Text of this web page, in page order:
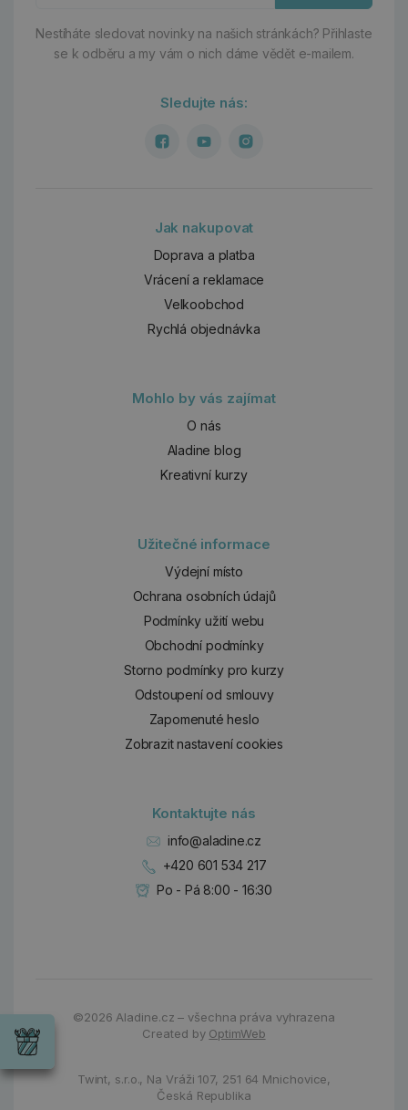
Nestíháte sledovat novinky na našich stránkách? Přihlaste
se k odběru a my vám o nich dáme vědět e-mailem.
Sledujte nás:
Jak nakupovat
Doprava a platba
Vrácení a reklamace
Velkoobchod
Rychlá objednávka
Mohlo by vás zajímat
O nás
Aladine blog
Kreativní kurzy
Užitečné informace
Výdejní místo
Ochrana osobních údajů
Podmínky užití webu
Obchodní podmínky
Storno podmínky pro kurzy
Odstoupení od smlouvy
Zapomenuté heslo
Zobrazit nastavení cookies
Kontaktujte nás
info@aladine.cz
+420 601 534 217
Po - Pá 8:00 - 16:30
©2026 Aladine.cz – všechna práva vyhrazena
Created by OptimWeb
Twint, s.r.o., Na Vráži 107, 251 64 Mnichovice,
Česká Republika
Wrendale
příležitost
Chci si vybrat